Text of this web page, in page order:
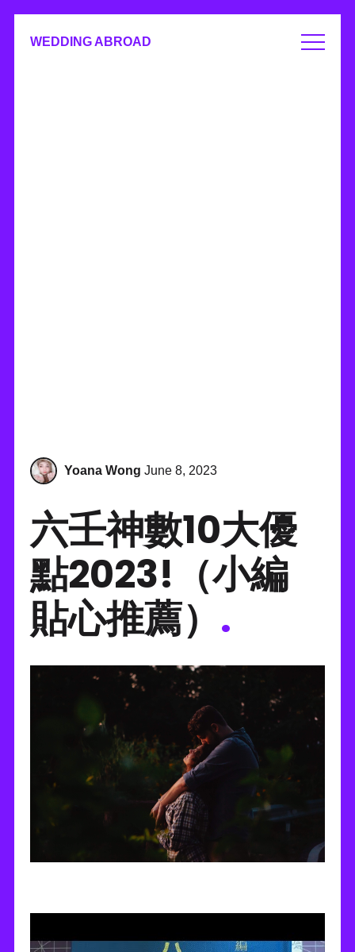
WEDDING ABROAD
Yoana Wong June 8, 2023
六壬神數10大優
點2023!（小編
貼心推薦） .